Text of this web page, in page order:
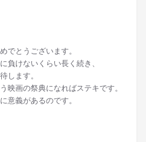
でとうございます。
負けないくらい長く続き、
します。
映画の祭典になればステキです。
意義があるのです。